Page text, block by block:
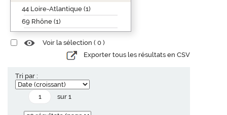
44 Loire-Atlantique (1)
69 Rhône (1)
Voir la sélection ( 0 )
Exporter tous les résultats en CSV
Tri par :
sur 1